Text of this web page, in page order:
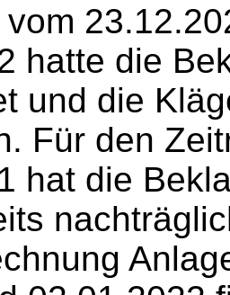
hatte die
und die
Für den
hat die